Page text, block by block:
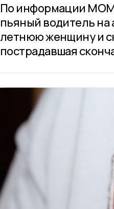
По информации
пьяный водитель на
летнюю женщину и
пострадавшая